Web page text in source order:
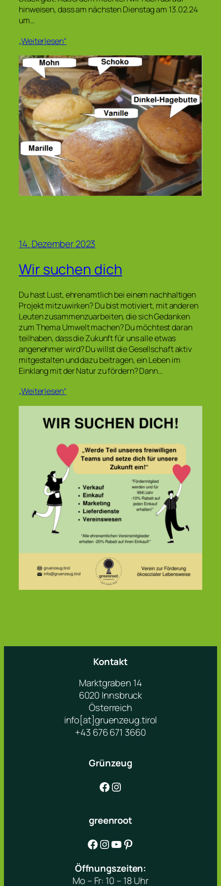
hinweisen, dass am nächsten Dienstag am 13.02.24
um…
„Weiterlesen“
14. Dezember 2023
Wir suchen dich
Du hast Lust, ehrenamtlich bei einem nachhaltigen
Projekt mitzuwirken? Du bist motiviert, mit anderen
Leuten zusammenzuarbeiten, die sich Gedanken
zum Thema Umwelt machen? Du möchtest daran
teilhaben, dass die Zukunft für uns alle etwas
angenehmer wird? Du willst die Gesellschaft aktiv
mitgestalten und dazu beitragen, ein Leben im
Einklang mit der Natur zu fördern? Dann…
„Weiterlesen“
Kontakt
Marktgraben 14
6020 Innsbruck
Österreich
info[at]gruenzeug.tirol
+43 676 671 3660
Grünzeug
Facebook Instagram
greenroot
Facebook Instagram YouTube Pinterest
Öffnungszeiten:
Mo – Fr: 10 – 18 Uhr